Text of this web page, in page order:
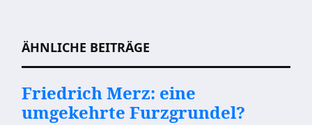
ÄHNLICHE BEITRÄGE
Friedrich Merz: eine
umgekehrte Furzgrundel?